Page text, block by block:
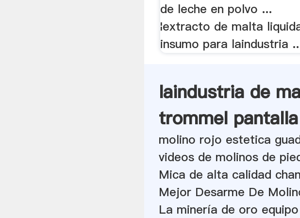
de leche en polvo ...
¦extracto de malta
insumo para laindustria
laindustria de
trommel
molino rojo estetica
videos de molinos de
Mica de alta calidad
Mejor Desarme De
La minería de oro